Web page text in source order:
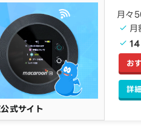
式サイト
月々
月
14
お
詳